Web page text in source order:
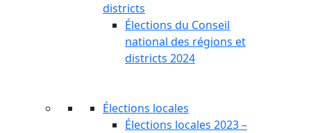
districts
Élections du Conseil
national des régions et
districts 2024
Élections locales
Élections locales 2023 –